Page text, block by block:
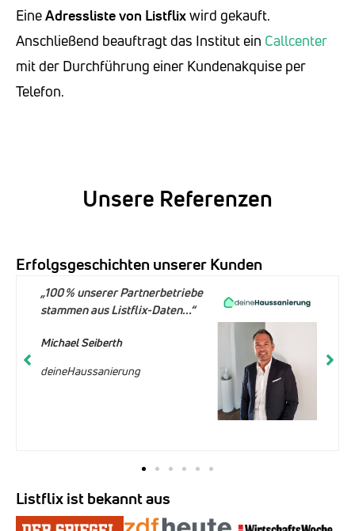
EineAdressliste von Listflixwird gekauft.
Anschließend beauftragt das Institut ein Callcenter
mit der Durchführung einer Kundenakquise per
Telefon.
Unsere Referenzen
Erfolgsgeschichten unserer Kunden
„100 % unserer Partnerbetriebe
stammen aus Listflix-Daten...“
Michael Seiberth
deineHaussanierung
Listflix ist bekannt aus